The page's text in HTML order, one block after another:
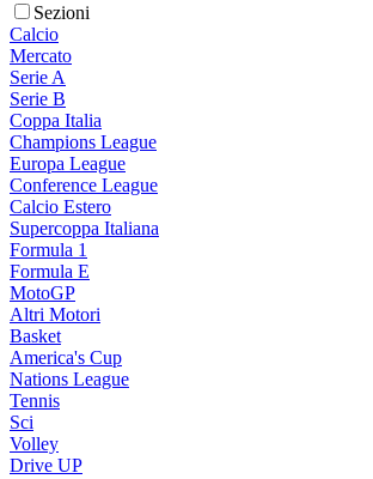
Sezioni
Calcio
Mercato
Serie A
Serie B
Coppa Italia
Champions League
Europa League
Conference League
Calcio Estero
Supercoppa Italiana
Formula 1
Formula E
MotoGP
Altri Motori
Basket
America's Cup
Nations League
Tennis
Sci
Volley
Drive UP